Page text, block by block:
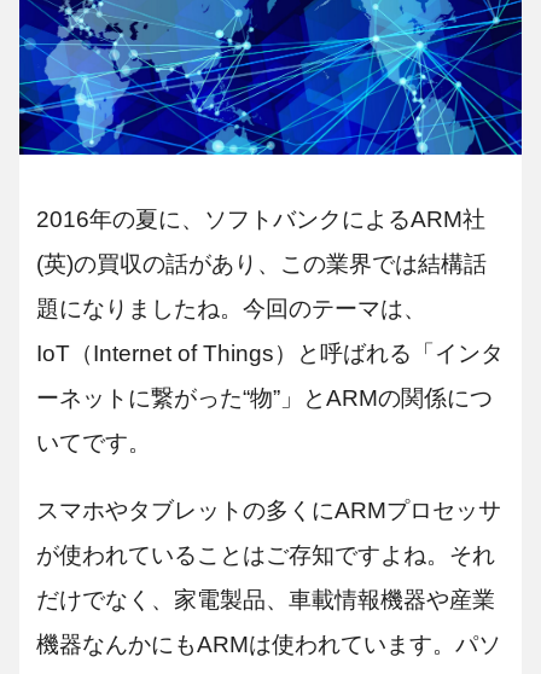
2016年の夏に、ソフトバンクによるARM社
(英)の買収の話があり、この業界では結構話
題になりましたね。今回のテーマは、
IoT（Internet of Things）と呼ばれる「インタ
ーネットに繋がった“物”」とARMの関係につ
いてです。
スマホやタブレットの多くにARMプロセッサ
が使われていることはご存知ですよね。それ
だけでなく、家電製品、車載情報機器や産業
機器なんかにもARMは使われています。パソ